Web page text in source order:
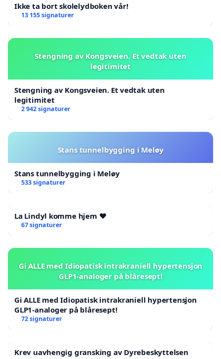
Ikke ta bort skolelydboken vår!
13 155 signaturer
Stengning av Kongsveien. Et vedtak uten
legitimitet
Stengning av Kongsveien. Et vedtak uten
legitimitet
2 942 signaturer
Stans tunnelbygging i Meløy
Stans tunnelbygging i Meløy
533 signaturer
La Lindyl komme hjem ❤️
67 signaturer
Gi ALLE med Idiopatisk intrakraniell hypertensjon
GLP1-analoger på blåresept!
Gi ALLE med Idiopatisk intrakraniell hypertensjon
GLP1-analoger på blåresept!
72 signaturer
Krev uavhengig gransking av Dyrebeskyttelsen